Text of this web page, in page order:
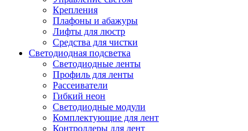
Крепления
Плафоны и абажуры
Лифты для люстр
Средства для чистки
Светодиодная подсветка
Светодиодные ленты
Профиль для ленты
Рассеиватели
Гибкий неон
Светодиодные модули
Комплектующие для лент
Контроллеры для лент